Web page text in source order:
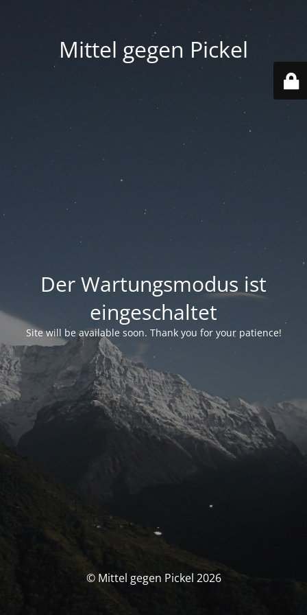
Mittel gegen Pickel
Der Wartungsmodus ist
eingeschaltet
Site will be available soon. Thank you for your patience!
© Mittel gegen Pickel 2026